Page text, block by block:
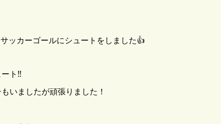
ッカーゴールにシュートをしました👍
ト‼️
いましたが頑張りました！